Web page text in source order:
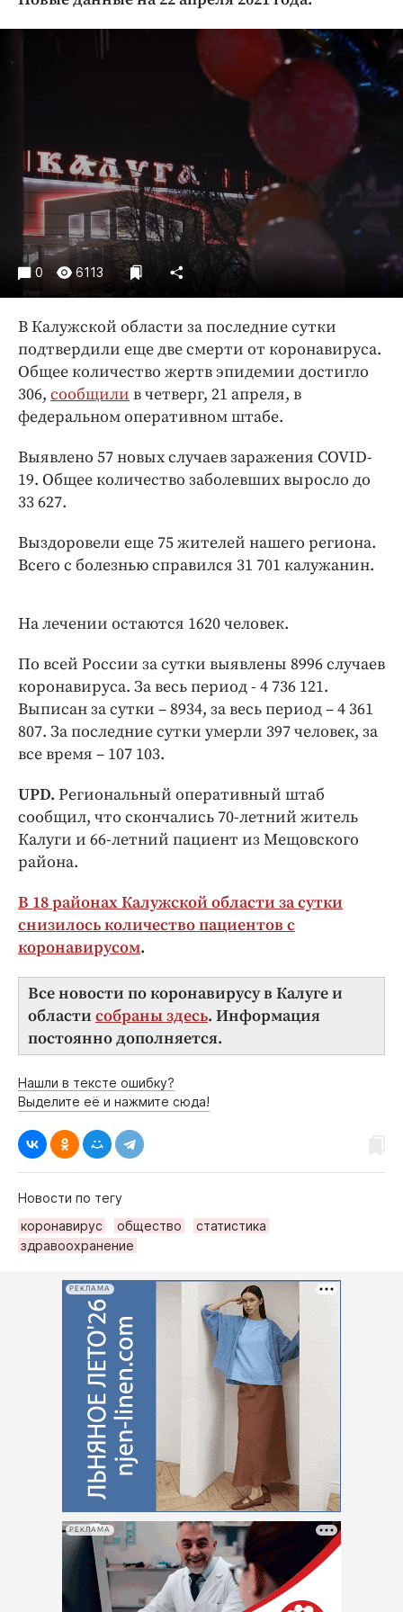
Криминал
Недвижимость и ЖКХ
Погода
Праздники
Происшествия
Спорт
Экономика и бизнес
ПРОЕКТЫ
Блоги
Издания
Медиаперсона
Интересное чтиво
Бренд года
Работодатель года
0 6113
В Калужской области за последние сутки
подтвердили еще две смерти от коронавируса.
Общее количество жертв эпидемии достигло
306, сообщили в четверг, 21 апреля, в
федеральном оперативном штабе.
Выявлено 57 новых случаев заражения COVID-
19. Общее количество заболевших выросло до
33 627.
Выздоровели еще 75 жителей нашего региона.
Всего с болезнью справился 31 701 калужанин.
На лечении остаются 1620 человек.
По всей России за сутки выявлены 8996 случаев
коронавируса. За весь период - 4 736 121.
Выписан за сутки – 8934, за весь период – 4 361
807. За последние сутки умерли 397 человек, за
все время – 107 103.
UPD. Региональный оперативный штаб
сообщил, что скончались 70-летний житель
Калуги и 66-летний пациент из Мещовского
района.
В 18 районах Калужской области за сутки
снизилось количество пациентов с
коронавирусом.
Все новости по коронавирусу в Калуге и
области собраны здесь. Информация
постоянно дополняется.
Нашли в тексте ошибку?
Выделите её и нажмите сюда!
Новости по тегу
коронавирус
общество
статистика
здравоохранение
РЕКЛАМА
РЕКЛАМА